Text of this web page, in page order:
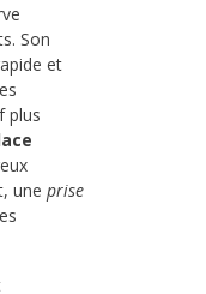
Son
et
plus
une prise